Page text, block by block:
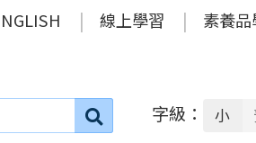
線上學習 素養品
搜
字級： 小